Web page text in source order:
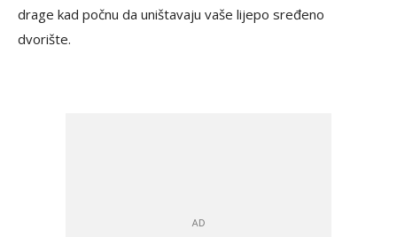
drage kad počnu da uništavaju vaše lijepo sređeno
dvorište.